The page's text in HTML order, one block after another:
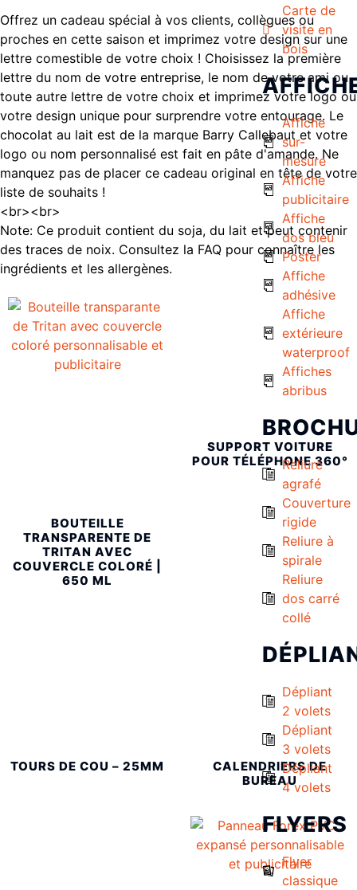
Carte de
visite en
bois
Affiche
sur-
mesure
Affiche
publicitaire
Affiche
dos bleu
Poster
Affiche
adhésive
Affiche
extérieure
waterproof
Affiches
abribus
Reliure
agrafé
Couverture
rigide
Reliure à
spirale
Reliure
dos carré
collé
Dépliant
2 volets
Dépliant
3 volets
Dépliant
4 volets
FLYERS
Flyer
classique
Offrez un cadeau spécial à vos clients, collègues ou
proches en cette saison et imprimez votre design sur une
lettre comestible de votre choix ! Choisissez la première
lettre du nom de votre entreprise, le nom de votre ami ou
toute autre lettre de votre choix et imprimez votre logo ou
votre design unique pour surprendre votre entourage. Le
chocolat au lait est de la marque Barry Callebaut et votre
logo ou nom personnalisé est fait en pâte d'amande. Ne
manquez pas de placer ce cadeau original en tête de votre
liste de souhaits !
<br><br>
Note: Ce produit contient du soja, du lait et peut contenir
des traces de noix. Consultez la FAQ pour connaître les
ingrédients et les allergènes.
BOUTEILLE
TRANSPARENTE DE
TRITAN AVEC
COUVERCLE COLORÉ |
650 ML
SUPPORT VOITURE
POUR TÉLÉPHONE 360°
TOURS DE COU – 25MM
CALENDRIERS DE
BUREAU